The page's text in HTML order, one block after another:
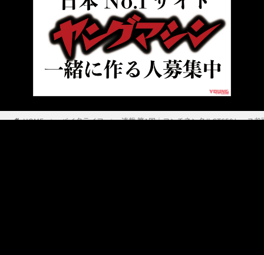
HOME バイクライフ 連載 第1回｜コンチネンタルGT650レース